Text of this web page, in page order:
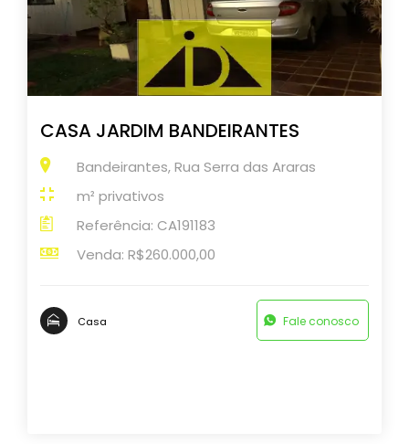
CASA JARDIM BANDEIRANTES
Bandeirantes, Rua Serra das Araras
m² privativos
Referência: CA191183
Venda: R$260.000,00
Casa Fale conosco